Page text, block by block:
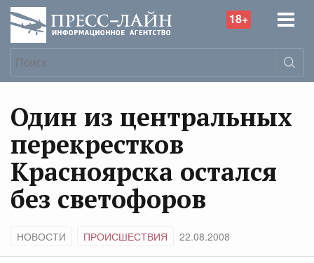
18+
Один из центральных
перекрестков
Красноярска остался
без светофоров
НОВОСТИ ПРОИСШЕСТВИЯ 22.08.2008